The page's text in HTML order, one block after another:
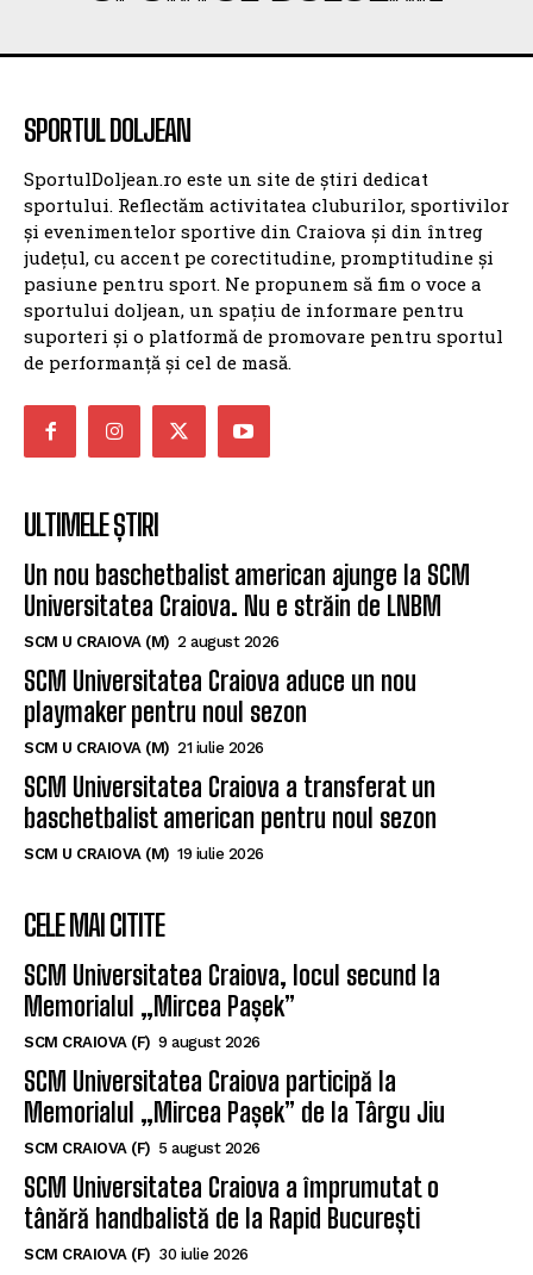
SPORTUL DOLJEAN
SportulDoljean.ro este un site de știri dedicat
sportului. Reflectăm activitatea cluburilor, sportivilor
și evenimentelor sportive din Craiova și din întreg
județul, cu accent pe corectitudine, promptitudine și
pasiune pentru sport. Ne propunem să fim o voce a
sportului doljean, un spațiu de informare pentru
suporteri și o platformă de promovare pentru sportul
de performanță și cel de masă.
ULTIMELE ȘTIRI
Un nou baschetbalist american ajunge la SCM
Universitatea Craiova. Nu e străin de LNBM
SCM U CRAIOVA (M) 2 august 2026
SCM Universitatea Craiova aduce un nou
playmaker pentru noul sezon
SCM U CRAIOVA (M) 21 iulie 2026
SCM Universitatea Craiova a transferat un
baschetbalist american pentru noul sezon
SCM U CRAIOVA (M) 19 iulie 2026
CELE MAI CITITE
SCM Universitatea Craiova, locul secund la
Memorialul „Mircea Pașek”
SCM CRAIOVA (F) 9 august 2026
SCM Universitatea Craiova participă la
Memorialul „Mircea Pașek” de la Târgu Jiu
SCM CRAIOVA (F) 5 august 2026
SCM Universitatea Craiova a împrumutat o
tânără handbalistă de la Rapid București
SCM CRAIOVA (F) 30 iulie 2026